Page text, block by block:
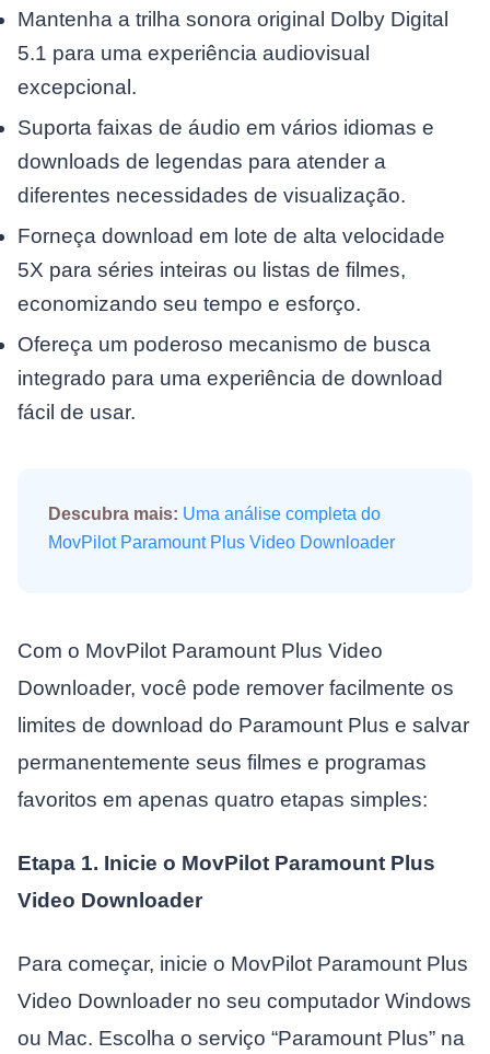
Mantenha a trilha sonora original Dolby Digital
5.1 para uma experiência audiovisual
excepcional.
Suporta faixas de áudio em vários idiomas e
downloads de legendas para atender a
diferentes necessidades de visualização.
Forneça download em lote de alta velocidade
5X para séries inteiras ou listas de filmes,
economizando seu tempo e esforço.
Ofereça um poderoso mecanismo de busca
integrado para uma experiência de download
fácil de usar.
Descubra mais: Uma análise completa do
MovPilot Paramount Plus Video Downloader
Com o MovPilot Paramount Plus Video
Downloader, você pode remover facilmente os
limites de download do Paramount Plus e salvar
permanentemente seus filmes e programas
favoritos em apenas quatro etapas simples:
Etapa 1. Inicie o MovPilot Paramount Plus
Video Downloader
Para começar, inicie o MovPilot Paramount Plus
Video Downloader no seu computador Windows
ou Mac. Escolha o serviço “Paramount Plus” na